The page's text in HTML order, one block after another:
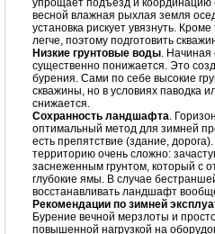
упрощает подъезд и координацию
весной влажная рыхлая земля
установка рискует увязнуть.
легче, поэтому подготовить
Низкие грунтовые воды. Начиная
существенно понижается. Это
бурения. Сами по себе высокие
скважины, но в условиях паводка
снижается.
Сохранность ландшафта.
оптимальный метод для зимней
есть препятствие (здание,
территорию очень сложно:
заснеженным грунтом, который с
глубокие ямы. В случае
восстанавливать ландшафт
Рекомендации по зимней
Бурение вечной мерзлоты и
повышенной нагрузкой на